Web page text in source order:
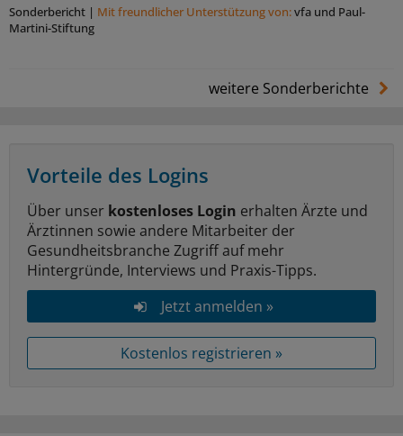
Sonderbericht | Mit freundlicher Unterstützung von:vfa und Paul-
Martini-Stiftung
weitere Sonderberichte
Vorteile des Logins
Über unser kostenloses Login erhalten Ärzte und
Ärztinnen sowie andere Mitarbeiter der
Gesundheitsbranche Zugriff auf mehr
Hintergründe, Interviews und Praxis-Tipps.
Jetzt anmelden »
Kostenlos registrieren »